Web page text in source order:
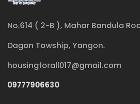
No.614 ( 2-B ), Mahar Bandula
Dagon Towship, Yangon.
housingforall017@gmail.com
09777906630